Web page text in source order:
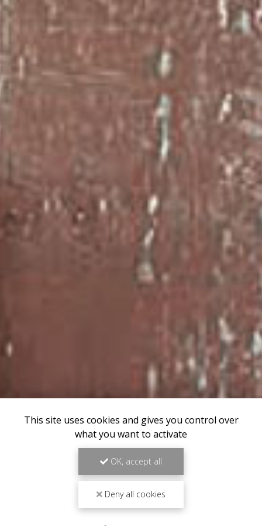
This site uses cookies and gives you control over
what you want to activate
OK, accept all
Deny all cookies